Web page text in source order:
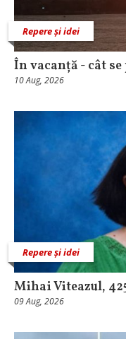
Repere și idei
În vacanță - cât se
10 Aug, 2026
Repere și idei
Mihai Viteazul,
09 Aug, 2026